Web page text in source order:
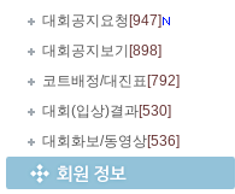
대회공지요청 [947]
대회공지보기 [898]
코트배정/대진표 [792]
대회(입상)결과[530]
대회화보/동영상[536]